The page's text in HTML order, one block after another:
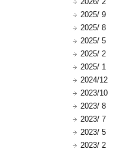
2025/ 9
2025/ 8
2025/ 5
2025/ 2
2025/ 1
2024/12
2023/10
2023/ 8
2023/ 7
2023/ 5
2023/ 2